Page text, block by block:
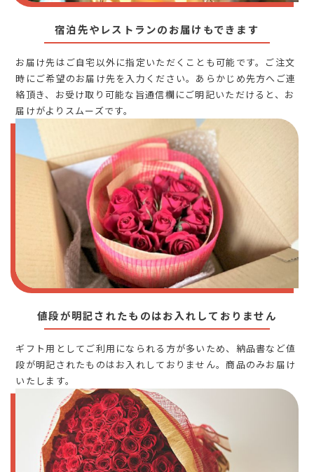
宿泊先やレストランのお届けもできます
お届け先はご自宅以外に指定いただくことも可能です。ご注文
時にご希望のお届け先を入力ください。あらかじめ先方へご連
絡頂き、お受け取り可能な旨通信欄にご明記いただけると、お
届けがよりスムーズです。
値段が明記されたものはお入れしておりません
ギフト用としてご利用になられる方が多いため、納品書など値
段が明記されたものはお入れしておりません。商品のみお届け
いたします。